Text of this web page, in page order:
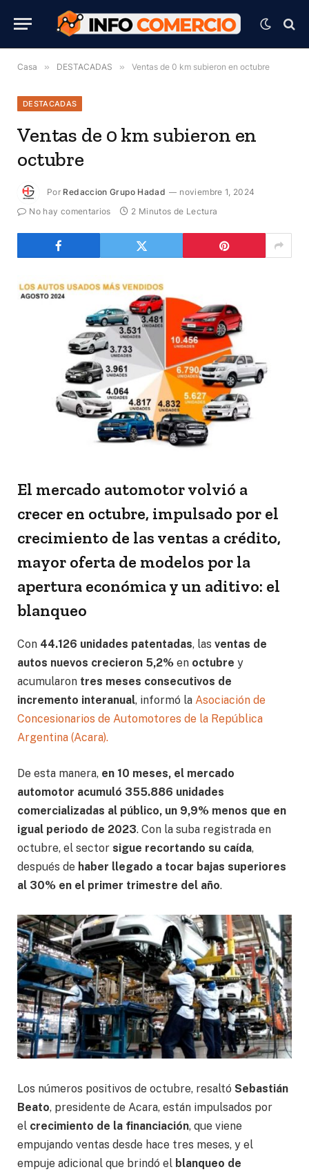
Casa » DESTACADAS » Ventas de 0 km subieron en octubre
DESTACADAS
Ventas de 0 km subieron en
octubre
Por Redaccion Grupo Hadad
noviembre 1, 2024
No hay comentarios
2 Minutos de Lectura
El mercado automotor volvió a
crecer en octubre, impulsado por el
crecimiento de las ventas a crédito,
mayor oferta de modelos por la
apertura económica y un aditivo: el
blanqueo
Con 44.126 unidades patentadas, las ventas de
autos nuevos crecieron 5,2% en octubre y
acumularon tres meses consecutivos de
incremento interanual, informó la Asociación de
Concesionarios de Automotores de la República
Argentina (Acara).
De esta manera, en 10 meses, el mercado
automotor acumuló 355.886 unidades
comercializadas al público, un 9,9% menos que en
igual periodo de 2023. Con la suba registrada en
octubre, el sector sigue recortando su caída,
después de haber llegado a tocar bajas superiores
al 30% en el primer trimestre del año.
Los números positivos de octubre, resaltó Sebastián
Beato, presidente de Acara, están impulsados por
el crecimiento de la financiación, que viene
empujando ventas desde hace tres meses, y el
empuje adicional que brindó el blanqueo de